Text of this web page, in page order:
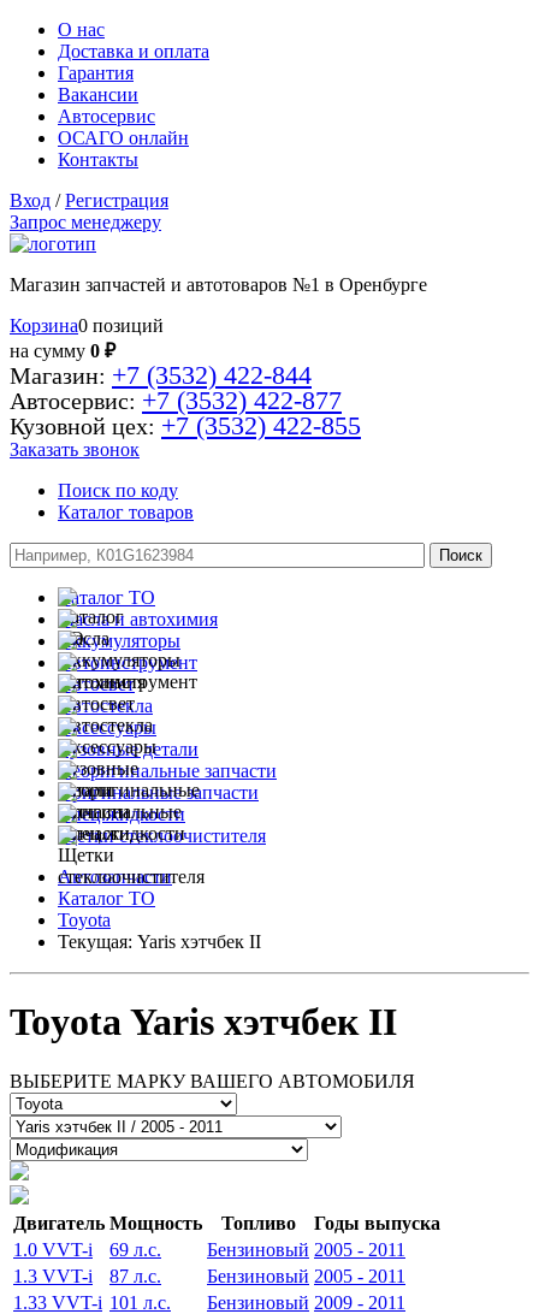
О нас
Доставка и оплата
Гарантия
Вакансии
Автосервис
ОСАГО онлайн
Контакты
Вход / Регистрация
Запрос менеджеру
Магазин запчастей и автотоваров №1 в Оренбурге
Корзина0 позиций
на сумму 0 ₽
Магазин: +7 (3532) 422-844
Автосервис: +7 (3532) 422-877
Кузовной цех: +7 (3532) 422-855
Заказать звонок
Поиск по коду
Каталог товаров
Каталог ТО
Масла и автохимия
Аккумуляторы
Автоинструмент
Автосвет
Автостекла
Аксессуары
Кузовные детали
Неоригинальные запчасти
Оригинальные запчасти
Спец.жидкости
Щетки стеклоочистителя
Автозапчасти
Каталог ТО
Toyota
Текущая: Yaris хэтчбек II
Toyota Yaris хэтчбек II
ВЫБЕРИТЕ МАРКУ ВАШЕГО АВТОМОБИЛЯ
Двигатель Мощность Топливо
Годы выпуска
1.0 VVT-i
69 л.с. Бензиновый 2005 - 2011
1.3 VVT-i
87 л.с. Бензиновый 2005 - 2011
1.33 VVT-i 101 л.с. Бензиновый 2009 - 2011